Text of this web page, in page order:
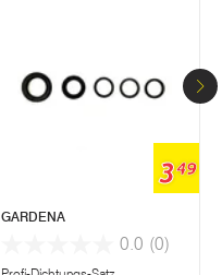
349
GARDENA
0.0 (0)